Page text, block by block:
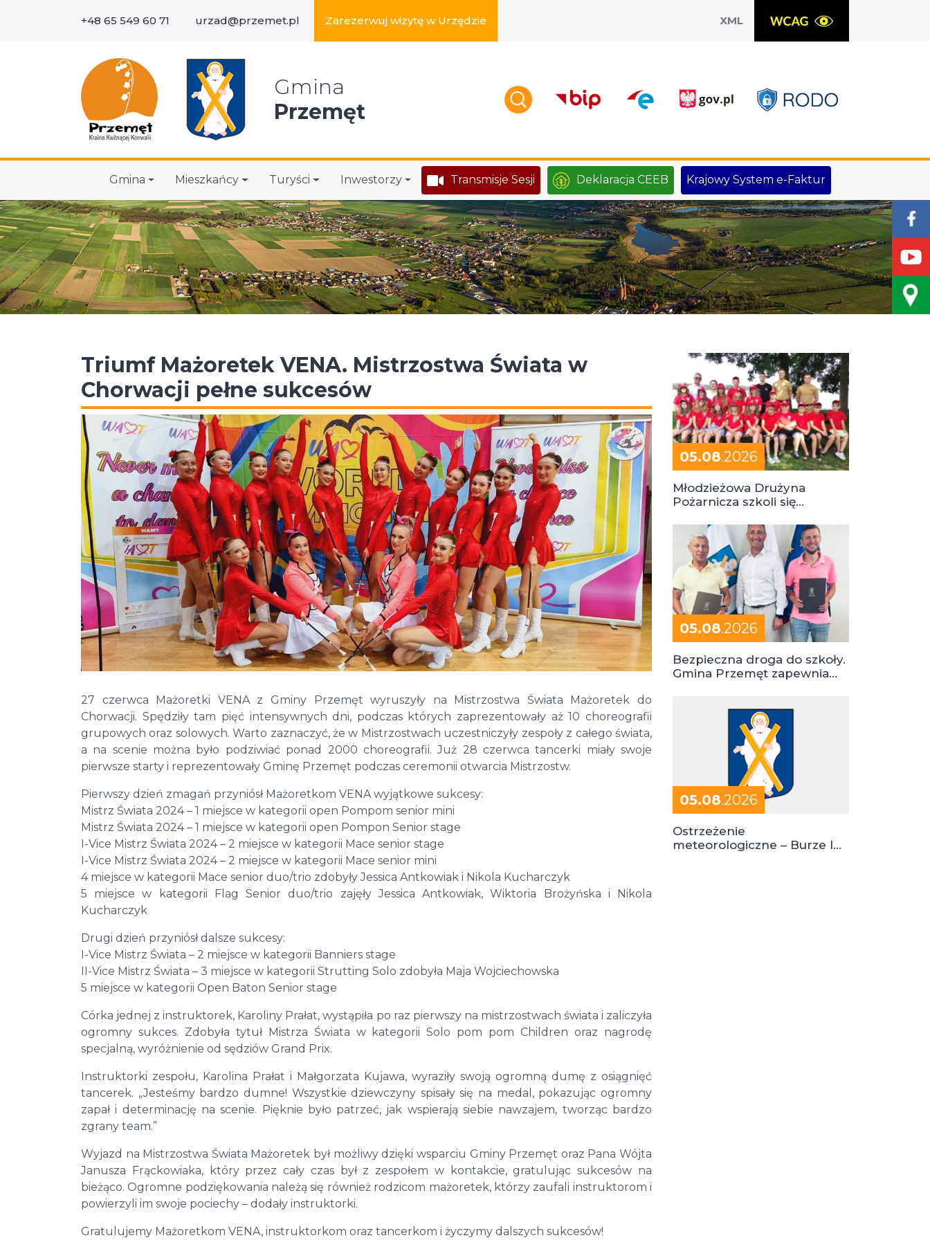
+48 65 549 60 71 urzad@przemet.pl Zarezerwuj wizytę w Urzędzie XML
Gmina
Przemęt
Gmina Mieszkańcy Turyści Inwestorzy Transmisje Sesji Deklaracja CEEB Krajowy System e-Faktur
Triumf Mażoretek VENA. Mistrzostwa Świata w
Chorwacji pełne sukcesów
27 czerwca Mażoretki VENA z Gminy Przemęt wyruszyły na Mistrzostwa Świata Mażoretek do
Chorwacji. Spędziły tam pięć intensywnych dni, podczas których zaprezentowały aż 10 choreografii
grupowych oraz solowych. Warto zaznaczyć, że w Mistrzostwach uczestniczyły zespoły z całego świata,
a na scenie można było podziwiać ponad 2000 choreografii. Już 28 czerwca tancerki miały swoje
pierwsze starty i reprezentowały Gminę Przemęt podczas ceremonii otwarcia Mistrzostw.
Pierwszy dzień zmagań przyniósł Mażoretkom VENA wyjątkowe sukcesy:
Mistrz Świata 2024 – 1 miejsce w kategorii open Pompom senior mini
Mistrz Świata 2024 – 1 miejsce w kategorii open Pompon Senior stage
I-Vice Mistrz Świata 2024 – 2 miejsce w kategorii Mace senior stage
I-Vice Mistrz Świata 2024 – 2 miejsce w kategorii Mace senior mini
4 miejsce w kategorii Mace senior duo/trio zdobyły Jessica Antkowiak i Nikola Kucharczyk
5 miejsce w kategorii Flag Senior duo/trio zajęły Jessica Antkowiak, Wiktoria Brożyńska i Nikola
Kucharczyk
Drugi dzień przyniósł dalsze sukcesy:
I-Vice Mistrz Świata – 2 miejsce w kategorii Banniers stage
II-Vice Mistrz Świata – 3 miejsce w kategorii Strutting Solo zdobyła Maja Wojciechowska
5 miejsce w kategorii Open Baton Senior stage
Córka jednej z instruktorek, Karoliny Prałat, wystąpiła po raz pierwszy na mistrzostwach świata i zaliczyła
ogromny sukces. Zdobyła tytuł Mistrza Świata w kategorii Solo pom pom Children oraz nagrodę
specjalną, wyróżnienie od sędziów Grand Prix.
Instruktorki zespołu, Karolina Prałat i Małgorzata Kujawa, wyraziły swoją ogromną dumę z osiągnięć
tancerek. „Jesteśmy bardzo dumne! Wszystkie dziewczyny spisały się na medal, pokazując ogromny
zapał i determinację na scenie. Pięknie było patrzeć, jak wspierają siebie nawzajem, tworząc bardzo
zgrany team.”
Wyjazd na Mistrzostwa Świata Mażoretek był możliwy dzięki wsparciu Gminy Przemęt oraz Pana Wójta
Janusza Frąckowiaka, który przez cały czas był z zespołem w kontakcie, gratulując sukcesów na
bieżąco. Ogromne podziękowania należą się również rodzicom mażoretek, którzy zaufali instruktorom i
powierzyli im swoje pociechy – dodały instruktorki.
Gratulujemy Mażoretkom VENA, instruktorkom oraz tancerkom i życzymy dalszych sukcesów!
05.08.2026
Młodzieżowa Drużyna
Pożarnicza szkoli się
05.08.2026
Bezpieczna droga do szkoły.
Gmina Przemęt zapewnia
05.08.2026
Ostrzeżenie
meteorologiczne – Burze I
Wyszukaj w serwisie